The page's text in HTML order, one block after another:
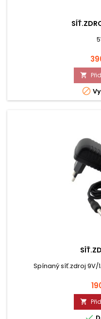


Spínaný síť.zdroj 9V/
